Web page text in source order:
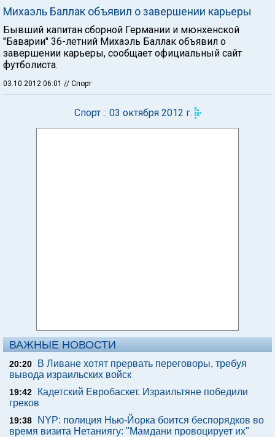
Михаэль Баллак объявил о завершении карьеры
Бывший капитан сборной Германии и мюнхенской
"Баварии" 36-летний Михаэль Баллак объявил о
завершении карьеры, сообщает официальный сайт
футболиста.
03.10.2012 06:01 // Спорт
Спорт :: 03 октября 2012 г.
ВАЖНЫЕ НОВОСТИ
20:20
В Ливане хотят прервать переговоры, требуя
вывода израильских войск
19:42
Кадетский Евробаскет. Израильтяне победили
греков
19:38
NYP: полиция Нью-Йорка боится беспорядков во
время визита Нетаниягу: "Мамдани провоцирует их"